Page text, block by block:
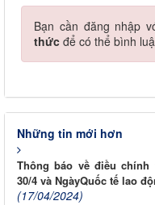
Bạn cần đăng nhập
thức để có thể bình
Những tin mới hơn
Thông báo về điều
30/4 và NgàyQuốc tế lao
(17/04/2024)